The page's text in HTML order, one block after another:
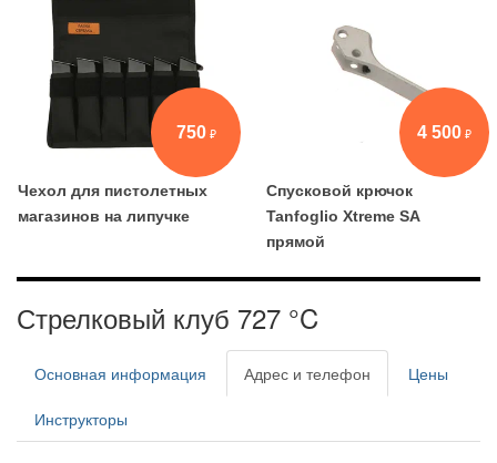
750
Чехол для пистолетных
магазинов на липучке
4 500
Спусковой крючок
Tanfoglio Xtreme SA
прямой
Стрелковый клуб 727 °C
Основная информация Адрес и телефон Цены
Инструкторы